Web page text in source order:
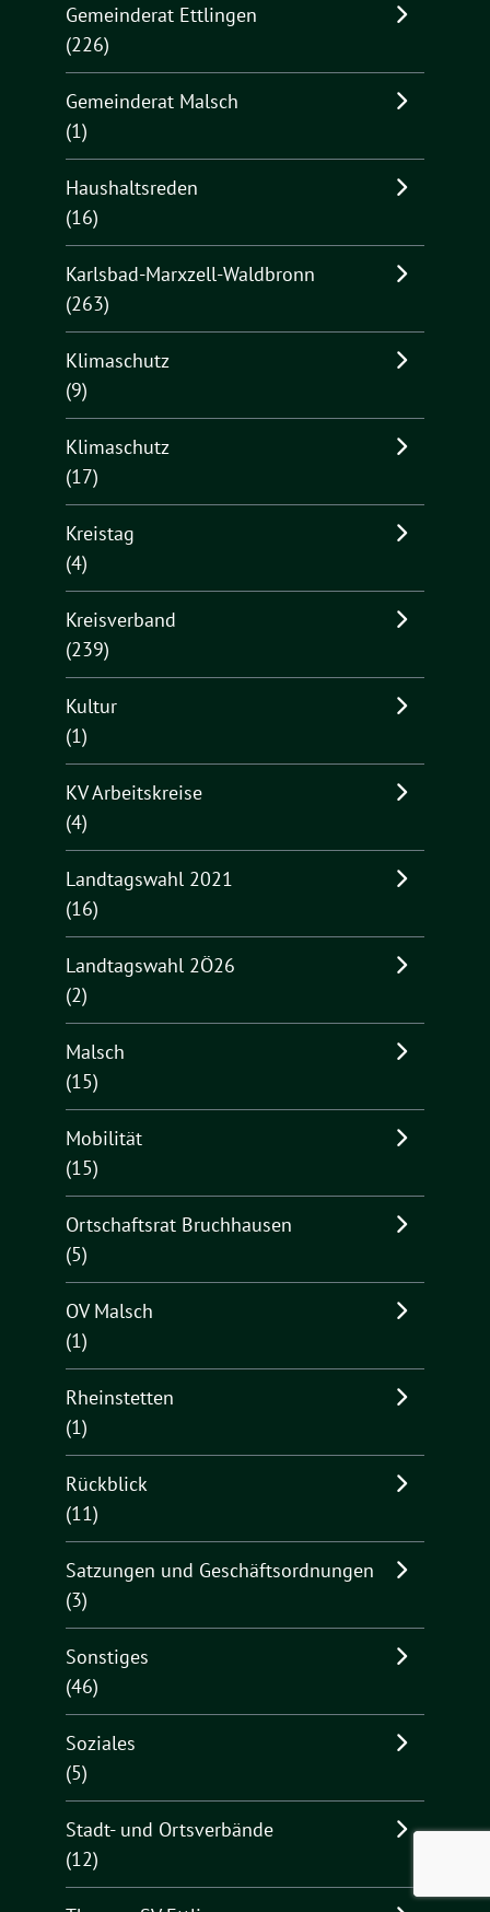
Gemeinderat Ettlingen
(226)
Gemeinderat Malsch
(1)
Haushaltsreden
(16)
Karlsbad-Marxzell-Waldbronn
(263)
Klimaschutz
(9)
Klimaschutz
(17)
Kreistag
(4)
Kreisverband
(239)
Kultur
(1)
KV Arbeitskreise
(4)
Landtagswahl 2021
(16)
Landtagswahl 2Ö26
(2)
Malsch
(15)
Mobilität
(15)
Ortschaftsrat Bruchhausen
(5)
OV Malsch
(1)
Rheinstetten
(1)
Rückblick
(11)
Satzungen und Geschäftsordnungen
(3)
Sonstiges
(46)
Soziales
(5)
Stadt- und Ortsverbände
(12)